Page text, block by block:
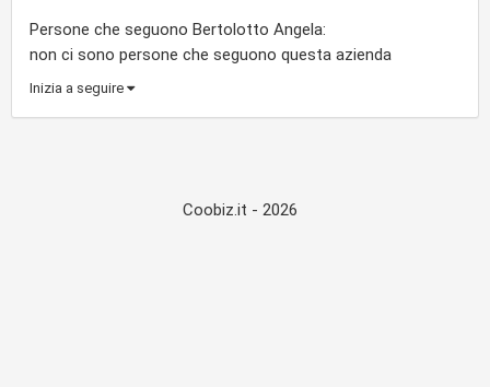
Persone che seguono Bertolotto Angela:
non ci sono persone che seguono questa azienda
Inizia a seguire
Coobiz.it - 2026